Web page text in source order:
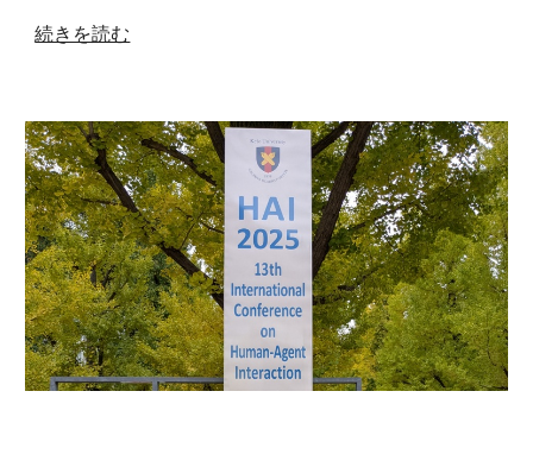
続きを読む